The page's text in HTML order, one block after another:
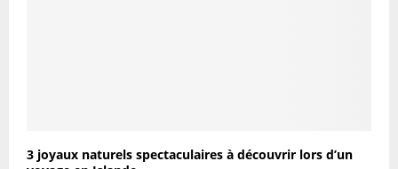
3 joyaux naturels spectaculaires à découvrir lors d’un